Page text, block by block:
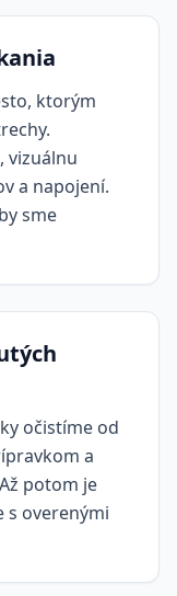
ktorým
vizuálnu
a napojení.
sme
očistíme od
a
potom je
s overenými